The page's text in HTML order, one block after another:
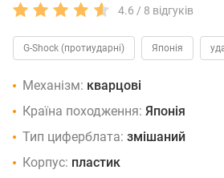
4.6 / 8 відгуків
G-Shock (протиударні) Японія
Механізм: кварцові
Країна походження: Японія
Тип циферблата: змішаний
Корпус: пластик